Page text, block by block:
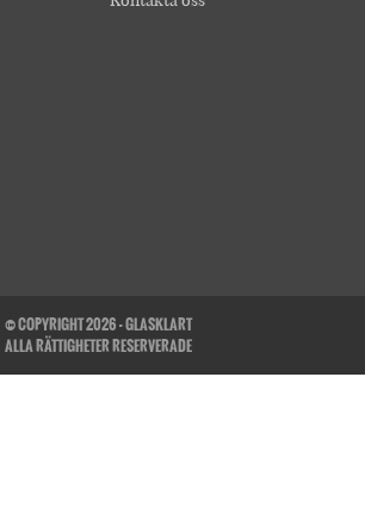
© COPYRIGHT 2026 - GLASKLART
ALLA RÄTTIGHETER RESERVERADE